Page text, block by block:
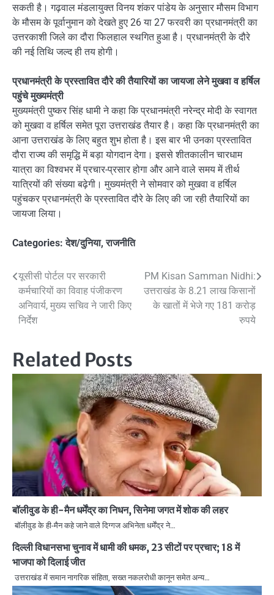
सकती है। गढ़वाल मंडलायुक्त विनय शंकर पांडेय के अनुसार मौसम विभाग
के मौसम के पूर्वानुमान को देखते हुए 26 या 27 फरवरी का प्रधानमंत्री का
उत्तरकाशी जिले का दौरा फिलहाल स्थगित हुआ है। प्रधानमंत्री के दौरे
की नई तिथि जल्द ही तय होगी।
प्रधानमंत्री के प्रस्तावित दौरे की तैयारियों का जायजा लेने मुखवा व हर्षिल
पहुंचे मुख्यमंत्री
मुख्यमंत्री पुष्कर सिंह धामी ने कहा कि प्रधानमंत्री नरेन्द्र मोदी के स्वागत
को मुखवा व हर्षिल समेत पूरा उत्तराखंड तैयार है। कहा कि प्रधानमंत्री का
आना उत्तराखंड के लिए बहुत शुभ होता है। इस बार भी उनका प्रस्तावित
दौरा राज्य की समृद्धि में बड़ा योगदान देगा। इससे शीतकालीन चारधाम
यात्रा का विश्वभर में प्रचार-प्रसार होगा और आने वाले समय में तीर्थ
यात्रियों की संख्या बढ़ेगी। मुख्यमंत्री ने सोमवार को मुखवा व हर्षिल
पहुंचकर प्रधानमंत्री के प्रस्तावित दौरे के लिए की जा रही तैयारियों का
जायजा लिया।
Categories:देश/दुनिया,राजनीति
Post
navigation
यूसीसी पोर्टल पर सरकारी
कर्मचारियों का विवाह पंजीकरण
अनिवार्य, मुख्य सचिव ने जारी किए
निर्देश
PM Kisan Samman Nidhi:
उत्तराखंड के 8.21 लाख किसानों
के खातों में भेजे गए 181 करोड़
रुपये
Related Posts
बॉलीवुड के ही-मैन धर्मेंद्र का निधन, सिनेमा जगत में शोक की लहर
बॉलीवुड के ही-मैन कहे जाने वाले दिग्गज अभिनेता धर्मेंद्र ने…
दिल्ली विधानसभा चुनाव में धामी की धमक, 23 सीटों पर प्रचार; 18 में
भाजपा को दिलाई जीत
उत्तराखंड में समान नागरिक संहिता, सख्त नकलरोधी कानून समेत अन्य…